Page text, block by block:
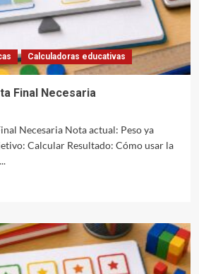
Calculadoras educativas
Final Necesaria
Necesaria Nota actual: Peso ya
Calcular Resultado: Cómo usar la